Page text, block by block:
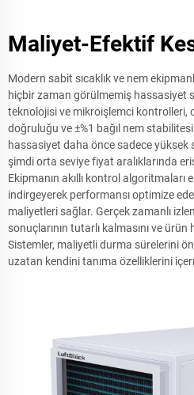
Maliyet-Efektif
Modern sabit sıcaklık ve nem
hiçbir zaman görülmemiş hassasiyet
teknolojisi ve mikroişlemci kontrolleri,
doğruluğu ve ±%1 bağıl nem
hassasiyet daha önce sadece
şimdi orta seviye fiyat aralıklarında
Ekipmanın akıllı kontrol algoritmaları
indirgeyerek performansı optimize
maliyetleri sağlar. Gerçek zamanlı
sonuçlarının tutarlı kalmasını ve ürün
Sistemler, maliyetli durma sürelerini
uzatan kendini tanıma özelliklerini